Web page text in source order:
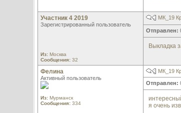
Участник 4 2019
Зарегистрированный пользователь
Из:Москва
Сообщения:32
МК_19
Отправлен:
Выкладка
Фелина
Активный пользователь
Из:Мурманск
Сообщения:334
МК_19
Отправлен:
я очень